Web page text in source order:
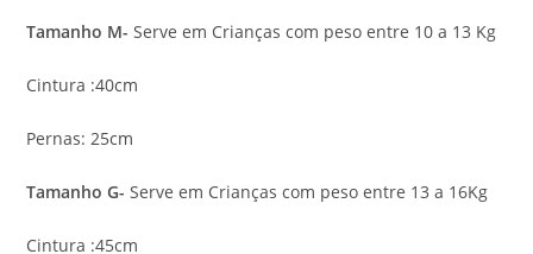
Tamanho M- Serve em Crianças com peso entre 10 a 13 Kg
Cintura :40cm
Pernas: 25cm
Tamanho G- Serve em Crianças com peso entre 13 a 16Kg
Cintura :45cm